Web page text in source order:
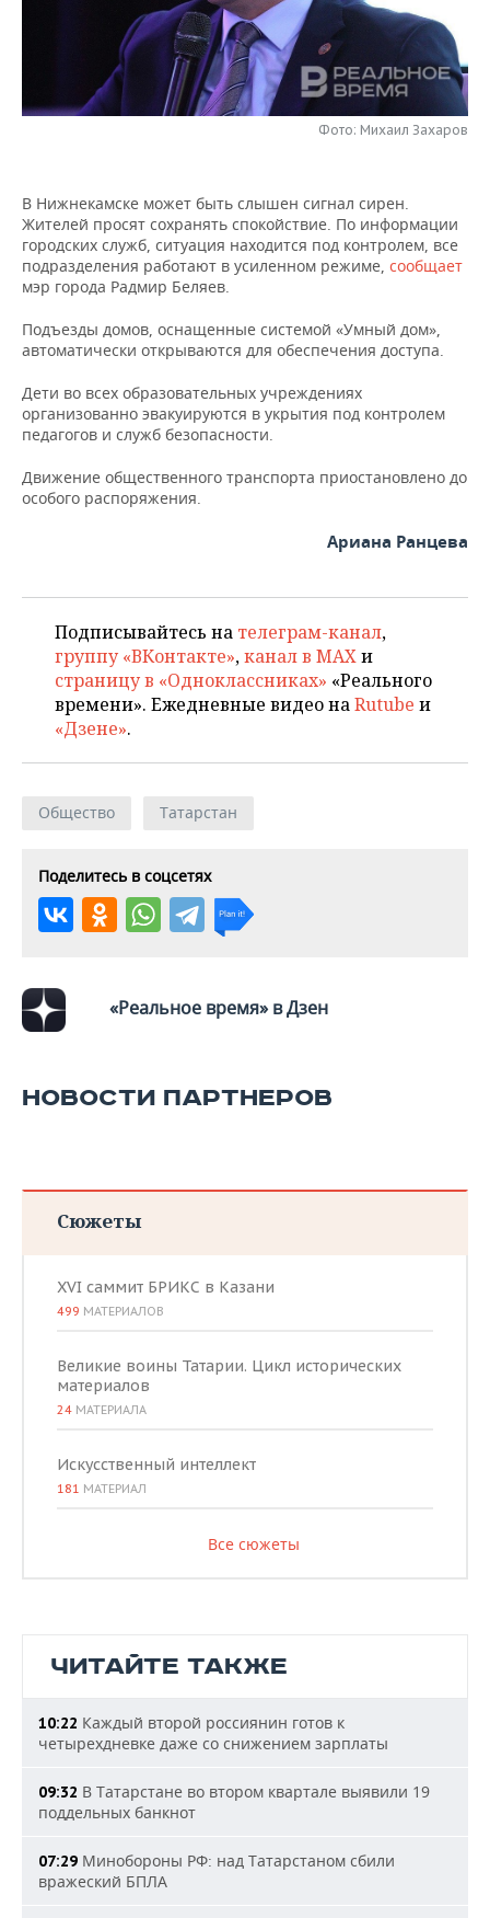
ОПК
РОЗНИЧНАЯ ТОРГОВЛЯ
ТРАНСПОРТ
НОВОСТИ ТЕХНОЛОГИЙ
ТЕЛЕКОММУНИКАЦИИ
МЕРОПРИЯТИЯ
НОВОСТИ МЕРОПРИЯТИЙ
ONLINE-КОНФЕРЕНЦИИ
ОТКРЫТАЯ ЛЕКЦИЯ
ХОККЕЙ
БАСКЕТБОЛ
ВОЛЕЙБОЛ
КИБЕРСПОРТ
ФИГУРНОЕ КАТАНИЕ
ВОДНЫЕ ВИДЫ СПОРТА
НОВОСТИ ОБЩЕСТВА
ВЛАСТЬ
ИНФРАСТРУКТУРА
ИСТОРИЯ
КУЛЬТУРА
МЕДИЦИНА
ОБРАЗОВАНИЕ
ФОТОГАЛЕРЕЯ
СЮЖЕТЫ
СПРАВОЧНИК
СПИСОК ПЕРСОН
СПИСОК КОМПАНИЙ
ПОЛНАЯ ВЕРСИЯ
Фото: Михаил Захаров
В Нижнекамске может быть слышен сигнал сирен.
Жителей просят сохранять спокойствие. По информации
городских служб, ситуация находится под контролем, все
подразделения работают в усиленном режиме, сообщает
мэр города Радмир Беляев.
Подъезды домов, оснащенные системой «Умный дом»,
автоматически открываются для обеспечения доступа.
Дети во всех образовательных учреждениях
организованно эвакуируются в укрытия под контролем
педагогов и служб безопасности.
Движение общественного транспорта приостановлено до
особого распоряжения.
Ариана Ранцева
Подписывайтесь на телеграм-канал,
группу «ВКонтакте»,канал в MAXи
страницу в «Одноклассниках» «Реального
времени». Ежедневные видео наRutube и
«Дзене».
Общество Татарстан
Поделитесь в соцсетях
«Реальное время» в Дзен
НОВОСТИ ПАРТНЕРОВ
Сюжеты
XVI саммит БРИКС в Казани
499 МАТЕРИАЛОВ
Великие воины Татарии. Цикл исторических
материалов
24 МАТЕРИАЛА
Искусственный интеллект
181 МАТЕРИАЛ
Все сюжеты
ЧИТАЙТЕ ТАКЖЕ
10:22 Каждый второй россиянин готов к
четырехдневке даже со снижением зарплаты
09:32 В Татарстане во втором квартале выявили 19
поддельных банкнот
07:29 Минобороны РФ: над Татарстаном сбили
вражеский БПЛА